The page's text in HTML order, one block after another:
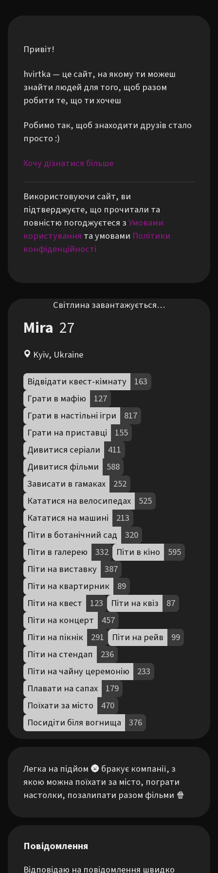
Привіт!
hvirtka — це сайт, на якому ти можеш
знайти людей для того, щоб разом
робити те, що ти хочеш
Робимо так, щоб знаходити друзів стало
просто :)
Хочу дізнатися більше
Використовуючи сайт, ви
підтверджуєте, що прочитали та
повністю погоджуєтеся зУмовами
користування та умовами Політики
конфіденційності
Світлина завантажується…
Mira 27
Kyiv, Ukraine
Відвідати квест-кімнату
163
Грати в мафію
127
Грати в настільні ігри
817
Грати на приставці
155
Дивитися серіали
411
Дивитися фільми
588
Зависати в гамаках
252
Кататися на велосипедах
525
Кататися на машині
213
Піти в ботанічний сад
320
Піти в галерею
332 Піти в кіно
595
Піти на виставку
387
Піти на квартирник
89
Піти на квест
123 Піти на квіз
87
Піти на концерт
457
Піти на пікнік
291 Піти на рейв
99
Піти на стендап
236
Піти на чайну церемонію
233
Плавати на сапах
179
Поїхати за місто
470
Посидіти біля вогнища
376
Легка на підйом 🌚 бракує компанії, з
якою можна поїхати за місто, пограти
настолки, позалипати разом фільми 🍿
Повідомлення
Відповідаю на повідомлення швидко